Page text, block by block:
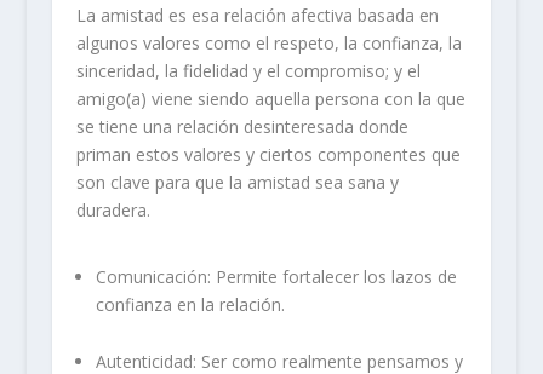
La amistad es esa relación afectiva basada en
algunos valores como el respeto, la confianza, la
sinceridad, la fidelidad y el compromiso; y el
amigo(a) viene siendo aquella persona con la que
se tiene una relación desinteresada donde
priman estos valores y ciertos componentes que
son clave para que la amistad sea sana y
duradera.
Comunicación: Permite fortalecer los lazos de
confianza en la relación.
Autenticidad: Ser como realmente pensamos y